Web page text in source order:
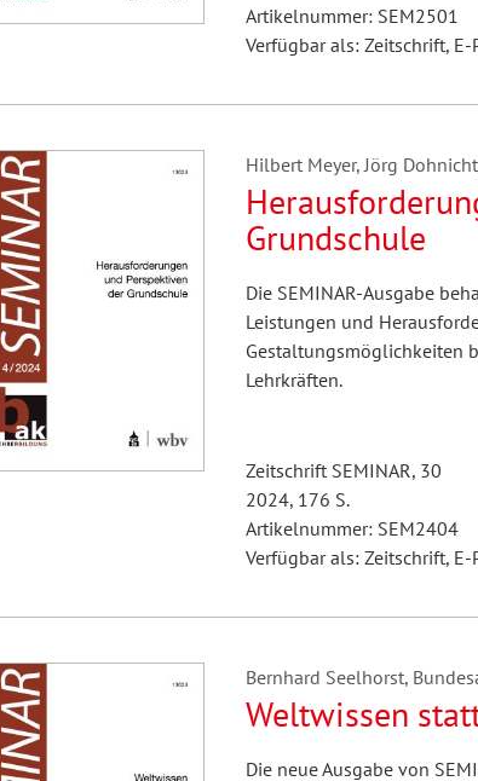
Artikelnummer: SEM2501
Verfügbar als: Zeitschrift, E-
Hilbert Meyer, Jörg
Grundschule
Die SEMINAR-Ausgabe
Leistungen und
Gestaltungsmöglichkeiten
Lehrkräften.
Zeitschrift SEMINAR, 30
2024, 176 S.
Artikelnummer: SEM2404
Verfügbar als: Zeitschrift, E-
Bernhard Seelhorst,
Weltwissen
Die neue Ausgabe von